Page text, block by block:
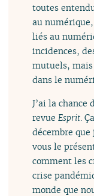
toutes
au
liés au
incidences,
mutuels,
dans le
J’ai la
revueEsprit.
décembre que
vous le
comment les
crise
monde que